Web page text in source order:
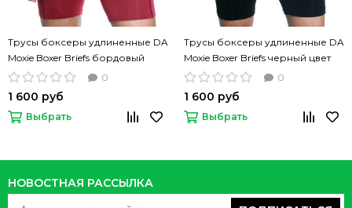
Трусы боксеры удлиненные DA
Moxie Boxer Briefs бордовый
цвет
0
1 600 руб
Выбрать
Трусы боксеры удлиненные DA
Moxie Boxer Briefs черный цвет
0
1 600 руб
Выбрать
НОВОСТНАЯ РАССЫЛКА